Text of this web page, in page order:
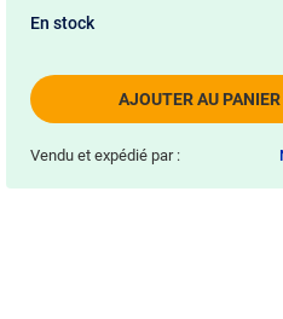
AJOUTER AU PANIER
En stock
Vendu et expédié par :